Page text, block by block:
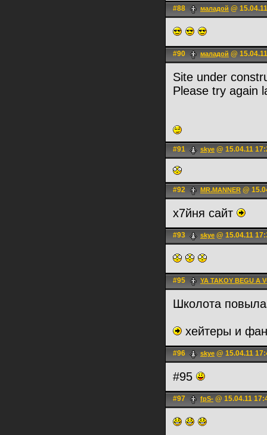
#88 маладой @
#90 маладой @
Site under
Please try again
#91 skye @ 15.04.11
#92 MR.MANNER @
х7йня сайт
#93 skye @ 15.04.11
#95 YA TAKOY BEGU A
Школота
хейтеры и
#96 skye @ 15.04.11
#95
#97 fpS- @ 15.04.11